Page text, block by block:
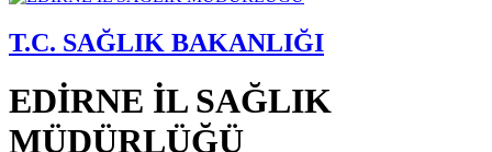
T.C. SAĞLIK BAKANLIĞI
EDİRNE İL SAĞLIK
MÜDÜRLÜĞÜ